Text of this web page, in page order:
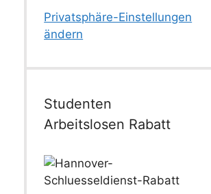
Privatsphäre-Einstellungen
ändern
Studenten
Arbeitslosen Rabatt